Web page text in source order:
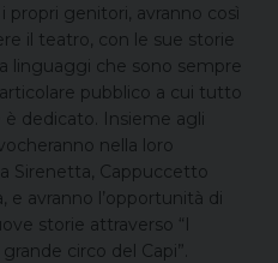
propri genitori, avranno così
il teatro, con le sue storie
linguaggi che sono sempre
pubblico a cui tutto
dedicato. Insieme agli
nella loro
Sirenetta, Cappuccetto
e avranno l’opportunità di
storie attraverso “I
circo del Capi”.